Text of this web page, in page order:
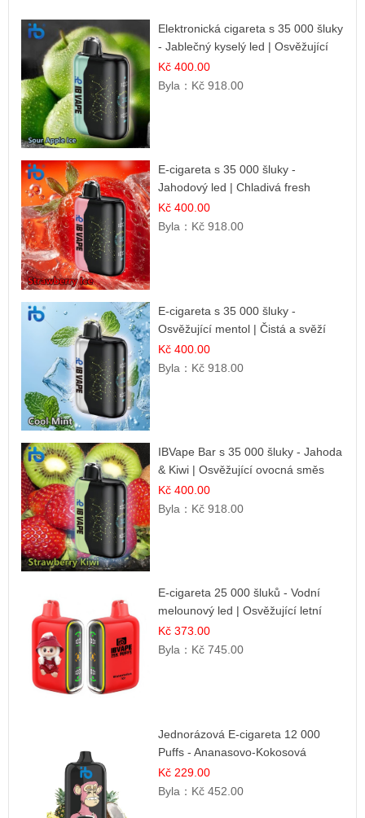
Elektronická cigareta s 35 000 šluky
- Jablečný kyselý led | Osvěžující
kyselá jablka
Kč 400.00
Byla： Kč 918.00
E-cigareta s 35 000 šluky -
Jahodový led | Chladivá fresh
příchuť
Kč 400.00
Byla： Kč 918.00
E-cigareta s 35 000 šluky -
Osvěžující mentol | Čistá a svěží
chuť
Kč 400.00
Byla： Kč 918.00
IBVape Bar s 35 000 šluky - Jahoda
& Kiwi | Osvěžující ovocná směs
Kč 400.00
Byla： Kč 918.00
E-cigareta 25 000 šluků - Vodní
melounový led | Osvěžující letní
příchuť
Kč 373.00
Byla： Kč 745.00
Jednorázová E-cigareta 12 000
Puffs - Ananasovo-Kokosová
Zmrzlina | Tropický dezert
Kč 229.00
Byla： Kč 452.00